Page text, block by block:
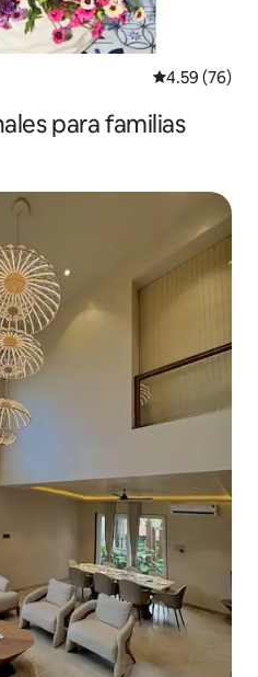
Calificación
4.59 (76)
para familias